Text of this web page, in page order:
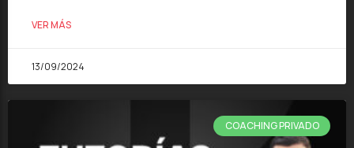
VER MÁS
13/09/2024
COACHING PRIVADO